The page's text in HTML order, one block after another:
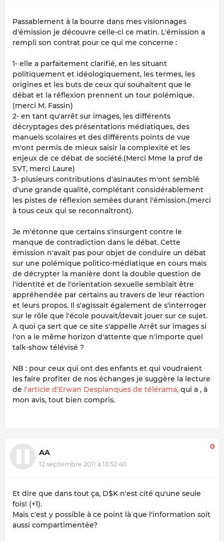
Passablement à la bourre dans mes visionnages
d'émission je découvre celle-ci ce matin. L'émission a
rempli son contrat pour ce qui me concerne :
1- elle a parfaitement clarifié, en les situant
politiquement et idéologiquement, les termes, les
origines et les buts de ceux qui souhaitent que le
débat et la réflexion prennent un tour polémique.
(merci M. Fassin)
2- en tant qu'arrêt sur images, les différents
décryptages des présentations médiatiques, des
manuels scolaires et des différents points de vue
m'ont permis de mieux saisir la complexité et les
enjeux de ce débat de société.(Merci Mme la prof de
SVT, merci Laure)
3- plusieurs contributions d'asinautes m'ont semblé
d'une grande qualité, complétant considérablement
les pistes de réflexion semées durant l'émission.(merci
à tous ceux qui se reconnaîtront).
Je m'étonne que certains s'insurgent contre le
manque de contradiction dans le débat. Cette
émission n'avait pas pour objet de conduire un débat
sur une polémique politico-médiatique en cours mais
de décrypter la manière dont la double question de
l'identité et de l'orientation sexuelle semblait être
appréhendée par certains au travers de leur réaction
et leurs propos. Il s'agissait également de s'interroger
sur le rôle que l'école pouvait/devait jouer sur ce sujet.
A quoi ça sert que ce site s'appelle Arrêt sur images si
l'on a le même horizon d'attente que n'importe quel
talk-show télévisé ?
NB : pour ceux qui ont des enfants et qui voudraient
les faire profiter de nos échanges je suggère la lecture
de l'article d'Erwan Desplanques de télérama, qui a , à
mon avis, tout bien compris.
AA
12 septembre 2011 à 13:52:40
0
Et dire que dans tout ça, D$K n'est cité qu'une seule
fois! (+1).
Mais c'est y possible à ce point là que l'information soit
aussi compartimentée?